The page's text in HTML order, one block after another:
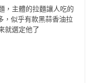
，主體的拉麵讓人吃的
，似乎有款黑蒜香油拉
就選定他了